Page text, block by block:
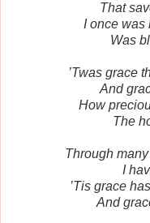
That
I once was
Was
’Twas grace
And
How
The
Through
I
’Tis grace
And